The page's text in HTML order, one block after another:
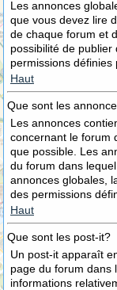
Les annonces
que vous devez lire
de chaque forum et
possibilité de
permissions définies
Haut
Que sont les
Les annonces
concernant le forum
que possible. Les
du forum dans
annonces globales,
des permissions
Haut
Que sont les post-it?
Un post-it apparaît
page du forum dans
informations